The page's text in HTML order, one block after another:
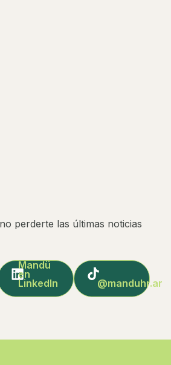
perderte las últimas noticias
Mandü
en
LinkedIn @manduhr.ar